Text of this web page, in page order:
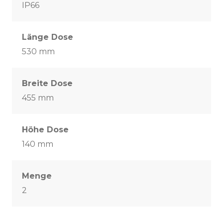
IP66
Länge Dose
530 mm
Breite Dose
455 mm
Höhe Dose
140 mm
Menge
2